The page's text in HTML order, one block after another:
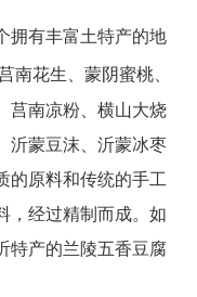
拥有丰富土特产的地
南花生、蒙阴蜜桃、
莒南凉粉、横山大烧
沂蒙豆沫、沂蒙冰枣
的原料和传统的手工
，经过精制而成。如
特产的兰陵五香豆腐